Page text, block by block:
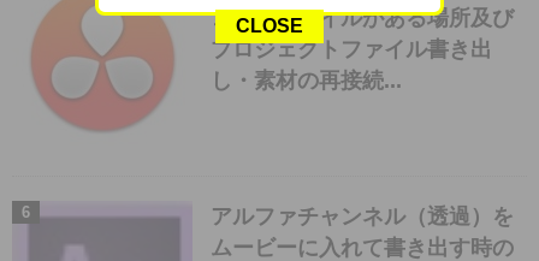
ェクトファイルがある場所及び
プロジェクトファイル書き出
し・素材の再接続...
アルファチャンネル（透過）を
ムービーに入れて書き出す時の
CLOSE